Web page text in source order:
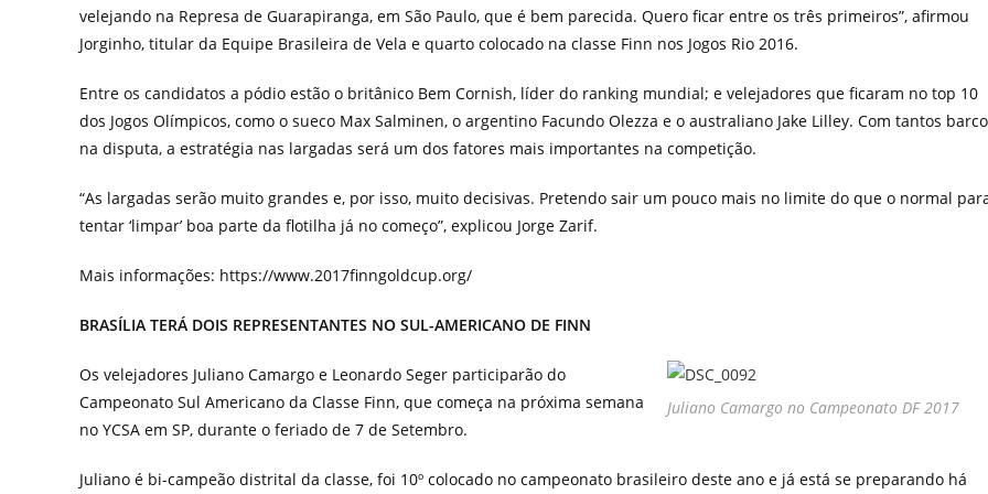
velejando na Represa de Guarapiranga, em São Paulo, que é bem parecida. Quero ficar entre os três primeiros”, afirmou
Jorginho, titular da Equipe Brasileira de Vela e quarto colocado na classe Finn nos Jogos Rio 2016.
Entre os candidatos a pódio estão o britânico Bem Cornish, líder do ranking mundial; e velejadores que ficaram no top 10
dos Jogos Olímpicos, como o sueco Max Salminen, o argentino Facundo Olezza e o australiano Jake Lilley. Com tantos
na disputa, a estratégia nas largadas será um dos fatores mais importantes na competição.
“As largadas serão muito grandes e, por isso, muito decisivas. Pretendo sair um pouco mais no limite do que o normal
tentar ‘limpar’ boa parte da flotilha já no começo”, explicou Jorge Zarif.
Mais informações: https://www.2017finngoldcup.org/
BRASÍLIA TERÁ DOIS REPRESENTANTES NO SUL-AMERICANO DE FINN
Juliano Camargo no Campeonato DF 2017
Os velejadores Juliano Camargo e Leonardo Seger participarão do
Campeonato Sul Americano da Classe Finn, que começa na próxima semana
no YCSA em SP, durante o feriado de 7 de Setembro.
Juliano é bi-campeão distrital da classe, foi 10º colocado no campeonato brasileiro deste ano e já está se preparando há